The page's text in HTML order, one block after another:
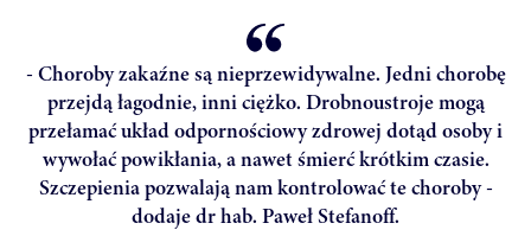
- Choroby zakaźne są nieprzewidywalne. Jedni chorobę
przejdą łagodnie, inni ciężko. Drobnoustroje mogą
przełamać układ odpornościowy zdrowej dotąd osoby i
wywołać powikłania, a nawet śmierć krótkim czasie.
Szczepienia pozwalają nam kontrolować te choroby -
dodaje dr hab. Paweł Stefanoff.